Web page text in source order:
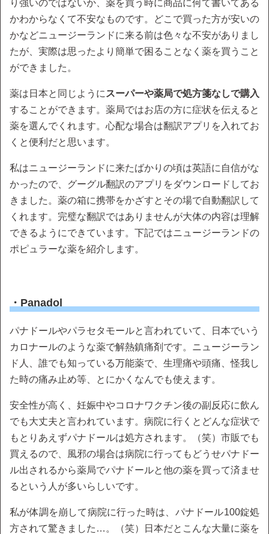
り強いのではないか、薬を買う時に商品に何て書いてある
かわからなくて不安なものです。どこで買った方が安いの
かなどニュージーランドに来る前は色々な不安がありまし
たが、実際は思ったより簡単で困ることなく薬を買うこと
ができました。
薬は日本と同じように スーパーや薬局で処方箋なしで購入
することができます。薬局ではお店の方に症状を伝えると
薬を選んでくれます。心配な場合は翻訳アプリを入れてお
くと便利だと思います。
私はニュージーランドに来たばかりの頃は英語に自信がな
かったので、グーグル翻訳のアプリをダウンロードしてお
きました。薬の箱に携帯をかざすとその場で自動翻訳して
くれます。完璧な翻訳ではありませんが大体の内容は理解
できるようにできています。下記ではニュージーランドの
ポピュラーな薬を紹介します。
・Panadol
パナドールやパラセタモールと言われていて、日本でいう
カロナールのような薬で解熱鎮痛剤です。ニュージーラン
ド人、誰でも知っている万能薬で、生理痛や頭痛、怪我し
た時の痛み止め等、とにかくなんでも使えます。
安全性が高く、妊娠中やコロナワクチン後の副反応に飲ん
でも大丈夫と言われています。病院に行くとどんな症状で
もとりあえずパナドールは処方されます。（笑）市販でも
買えるので、風邪の場合は病院に行ってもどうせパナドー
ル出されるから薬局でパナドールと他の薬を買って済ませ
るという人が多いらしいです。
私が体調を崩して病院に行った時は、パナドール100錠処
方されて驚きました…。（笑）日本だとこんな大量に薬を